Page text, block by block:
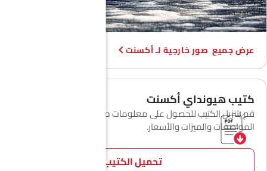
صور خارجية لـ أكسنت
كتيب هيونداي أكسنت
قم بتنزيل الكتيب للحصول على معلومات مفصلة عن
المواصفات والميزات والأسعار.
تحميل الكتيب